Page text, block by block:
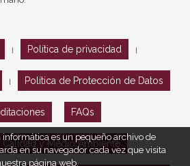
Política de privacidad
Política de Protección de Datos
FAQs
Calidad y Medio Ambiente
informática es un pequeño archivo de
en su navegador cada vez que visita
página web.